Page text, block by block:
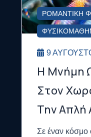
ΡΟΜΑΝΤΙΚΉ
9
Η Μνήμη
Στον
Την Απλή
Σε έναν κόσμο